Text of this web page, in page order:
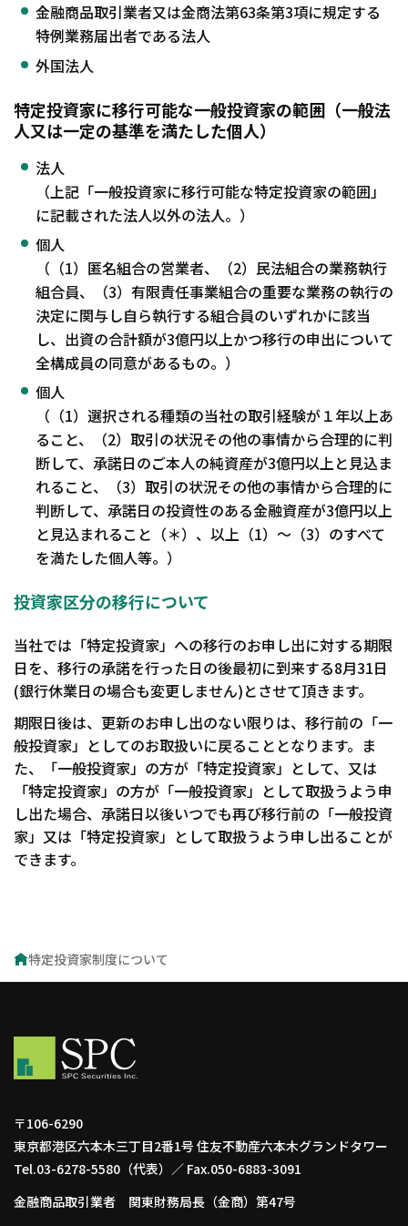
金融商品取引業者又は金商法第63条第3項に規定する
特例業務届出者である法人
外国法人
特定投資家に移行可能な一般投資家の範囲（一般法
人又は一定の基準を満たした個人）
法人
（上記「一般投資家に移行可能な特定投資家の範囲」
に記載された法人以外の法人。）
個人
（（1）匿名組合の営業者、（2）民法組合の業務執行
組合員、（3）有限責任事業組合の重要な業務の執行の
決定に関与し自ら執行する組合員のいずれかに該当
し、出資の合計額が3億円以上かつ移行の申出について
全構成員の同意があるもの。）
個人
（（1）選択される種類の当社の取引経験が１年以上あ
ること、（2）取引の状況その他の事情から合理的に判
断して、承諾日のご本人の純資産が3億円以上と見込ま
れること、（3）取引の状況その他の事情から合理的に
判断して、承諾日の投資性のある金融資産が3億円以上
と見込まれること（＊）、以上（1）～（3）のすべて
を満たした個人等。）
投資家区分の移行について
当社では「特定投資家」への移行のお申し出に対する期限
日を、移行の承諾を行った日の後最初に到来する8月31日
(銀行休業日の場合も変更しません)とさせて頂きます。
期限日後は、更新のお申し出のない限りは、移行前の「一
般投資家」としてのお取扱いに戻ることとなります。ま
た、「一般投資家」の方が「特定投資家」として、又は
「特定投資家」の方が「一般投資家」として取扱うよう申
し出た場合、承諾日以後いつでも再び移行前の「一般投資
家」又は「特定投資家」として取扱うよう申し出ることが
できます。
特定投資家制度について
〒106-6290
東京都港区六本木三丁目2番1号 住友不動産六本木グランドタワー
Tel.03-6278-5580（代表）／ Fax.050-6883-3091
金融商品取引業者 関東財務局長（金商）第47号